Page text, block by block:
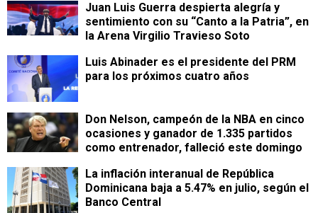
Juan Luis Guerra despierta alegría y
sentimiento con su “Canto a la Patria”, en
la Arena Virgilio Travieso Soto
Luis Abinader es el presidente del PRM
para los próximos cuatro años
Don Nelson, campeón de la NBA en cinco
ocasiones y ganador de 1.335 partidos
como entrenador, falleció este domingo
La inflación interanual de República
Dominicana baja a 5.47% en julio, según el
Banco Central